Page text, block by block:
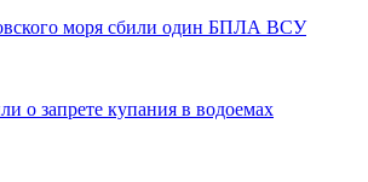
моря сбили один БПЛА ВСУ
о запрете купания в водоемах